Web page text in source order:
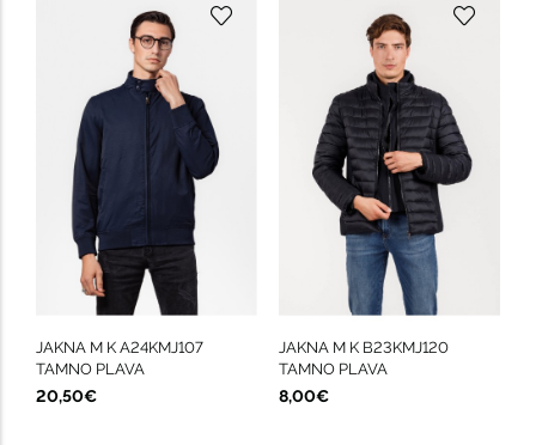
JAKNA M K A24KMJ107
TAMNO PLAVA
20,50€
JAKNA M K B23KMJ120
TAMNO PLAVA
8,00€